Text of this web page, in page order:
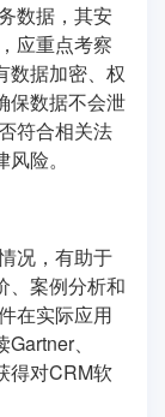
数据，其安
应重点考察
数据加密、权
保数据不会泄
符合相关法
险。
况，有助于
、案例分析和
在实际应用
、
得对CRM软